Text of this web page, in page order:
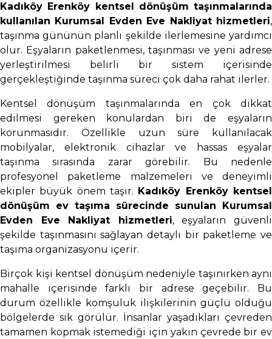
Kadıköy Erenköy kentsel dönüşüm taşınmalarında
kullanılan Kurumsal Evden Eve Nakliyat hizmetleri,
taşınma gününün planlı şekilde ilerlemesine yardımcı
olur. Eşyaların paketlenmesi, taşınması ve yeni adrese
yerleştirilmesi belirli bir sistem içerisinde
gerçekleştiğinde taşınma süreci çok daha rahat ilerler.
Kentsel dönüşüm taşınmalarında en çok dikkat
edilmesi gereken konulardan biri de eşyaların
korunmasıdır. Özellikle uzun süre kullanılacak
mobilyalar, elektronik cihazlar ve hassas eşyalar
taşınma sırasında zarar görebilir. Bu nedenle
profesyonel paketleme malzemeleri ve deneyimli
ekipler büyük önem taşır. Kadıköy Erenköy kentsel
dönüşüm ev taşıma sürecinde sunulan Kurumsal
Evden Eve Nakliyat hizmetleri, eşyaların güvenli
şekilde taşınmasını sağlayan detaylı bir paketleme ve
taşıma organizasyonu içerir.
Birçok kişi kentsel dönüşüm nedeniyle taşınırken aynı
mahalle içerisinde farklı bir adrese geçebilir. Bu
durum özellikle komşuluk ilişkilerinin güçlü olduğu
bölgelerde sık görülür. İnsanlar yaşadıkları çevreden
tamamen kopmak istemediği için yakın çevrede bir ev